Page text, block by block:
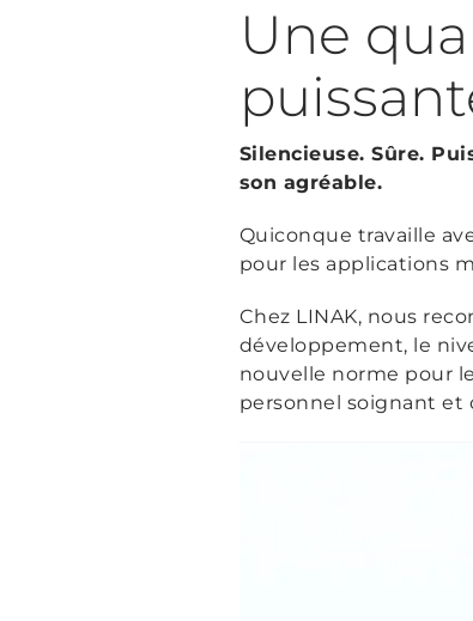
Une
Silencieuse. Sûre.
son agréable.
Quiconque travaille
pour les applications
Chez LINAK, nous
développement, le
nouvelle norme pour
personnel soignant et